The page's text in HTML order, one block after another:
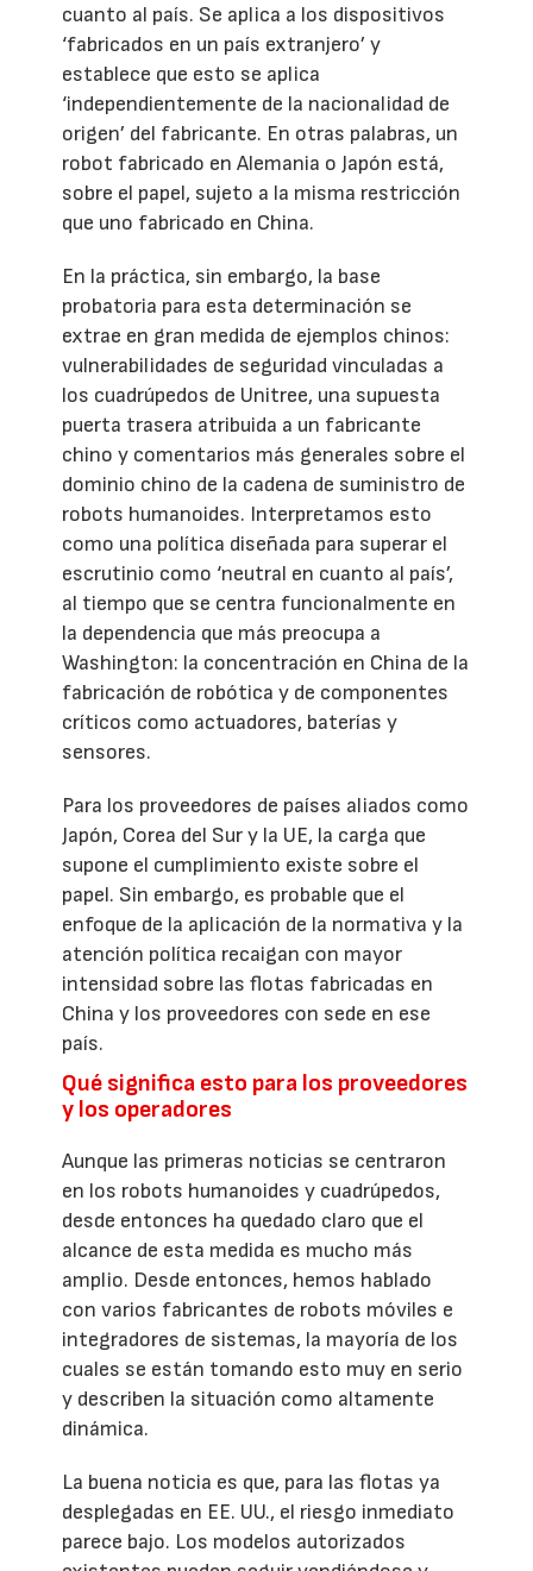
cuanto al país. Se aplica a los dispositivos
‘fabricados en un país extranjero’ y
establece que esto se aplica
‘independientemente de la nacionalidad de
origen’ del fabricante. En otras palabras, un
robot fabricado en Alemania o Japón está,
sobre el papel, sujeto a la misma restricción
que uno fabricado en China.
En la práctica, sin embargo, la base
probatoria para esta determinación se
extrae en gran medida de ejemplos chinos:
vulnerabilidades de seguridad vinculadas a
los cuadrúpedos de Unitree, una supuesta
puerta trasera atribuida a un fabricante
chino y comentarios más generales sobre el
dominio chino de la cadena de suministro de
robots humanoides. Interpretamos esto
como una política diseñada para superar el
escrutinio como ‘neutral en cuanto al país’,
al tiempo que se centra funcionalmente en
la dependencia que más preocupa a
Washington: la concentración en China de la
fabricación de robótica y de componentes
críticos como actuadores, baterías y
sensores.
Para los proveedores de países aliados como
Japón, Corea del Sur y la UE, la carga que
supone el cumplimiento existe sobre el
papel. Sin embargo, es probable que el
enfoque de la aplicación de la normativa y la
atención política recaigan con mayor
intensidad sobre las flotas fabricadas en
China y los proveedores con sede en ese
país.
Qué significa esto para los proveedores
y los operadores
Aunque las primeras noticias se centraron
en los robots humanoides y cuadrúpedos,
desde entonces ha quedado claro que el
alcance de esta medida es mucho más
amplio. Desde entonces, hemos hablado
con varios fabricantes de robots móviles e
integradores de sistemas, la mayoría de los
cuales se están tomando esto muy en serio
y describen la situación como altamente
dinámica.
La buena noticia es que, para las flotas ya
desplegadas en EE. UU., el riesgo inmediato
parece bajo. Los modelos autorizados